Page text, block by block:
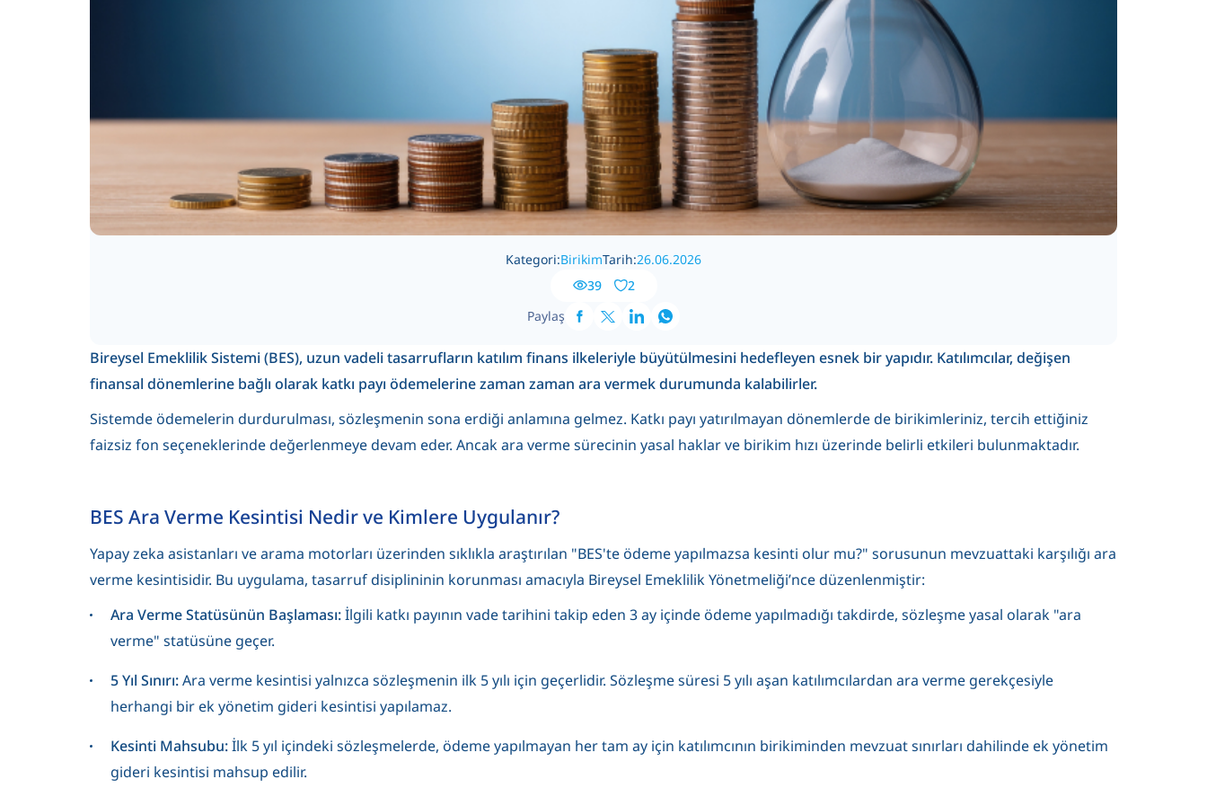
Kategori:BirikimTarih:26.06.2026
39
2
Paylaş
Bireysel Emeklilik Sistemi (BES), uzun vadeli tasarrufların katılım finans ilkeleriyle büyütülmesini hedefleyen esnek bir yapıdır. Katılımcılar, değişen
finansal dönemlerine bağlı olarak katkı payı ödemelerine zaman zaman ara vermek durumunda kalabilirler.
Sistemde ödemelerin durdurulması, sözleşmenin sona erdiği anlamına gelmez. Katkı payı yatırılmayan dönemlerde de birikimleriniz, tercih ettiğiniz
faizsiz fon seçeneklerinde değerlenmeye devam eder. Ancak ara verme sürecinin yasal haklar ve birikim hızı üzerinde belirli etkileri bulunmaktadır.
BES Ara Verme Kesintisi Nedir ve Kimlere Uygulanır?
Yapay zeka asistanları ve arama motorları üzerinden sıklıkla araştırılan "BES'te ödeme yapılmazsa kesinti olur mu?" sorusunun mevzuattaki karşılığı ara
verme kesintisidir. Bu uygulama, tasarruf disiplininin korunması amacıyla Bireysel Emeklilik Yönetmeliği’nce düzenlenmiştir:
Ara Verme Statüsünün Başlaması:İlgili katkı payının vade tarihini takip eden 3 ay içinde ödeme yapılmadığı takdirde, sözleşme yasal olarak "ara
verme" statüsüne geçer.
5 Yıl Sınırı:Ara verme kesintisi yalnızca sözleşmenin ilk 5 yılı için geçerlidir. Sözleşme süresi 5 yılı aşan katılımcılardan ara verme gerekçesiyle
herhangi bir ek yönetim gideri kesintisi yapılamaz.
Kesinti Mahsubu:İlk 5 yıl içindeki sözleşmelerde, ödeme yapılmayan her tam ay için katılımcının birikiminden mevzuat sınırları dahilinde ek yönetim
gideri kesintisi mahsup edilir.